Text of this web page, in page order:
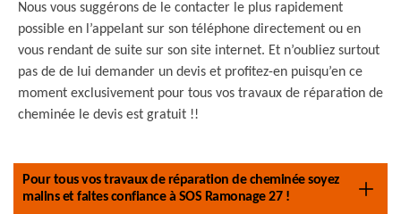
Nous vous suggérons de le contacter le plus rapidement
possible en l’appelant sur son téléphone directement ou en
vous rendant de suite sur son site internet. Et n’oubliez surtout
pas de de lui demander un devis et profitez-en puisqu’en ce
moment exclusivement pour tous vos travaux de réparation de
cheminée le devis est gratuit !!
Pour tous vos travaux de réparation de cheminée soyez
malins et faites confiance à SOS Ramonage 27 !